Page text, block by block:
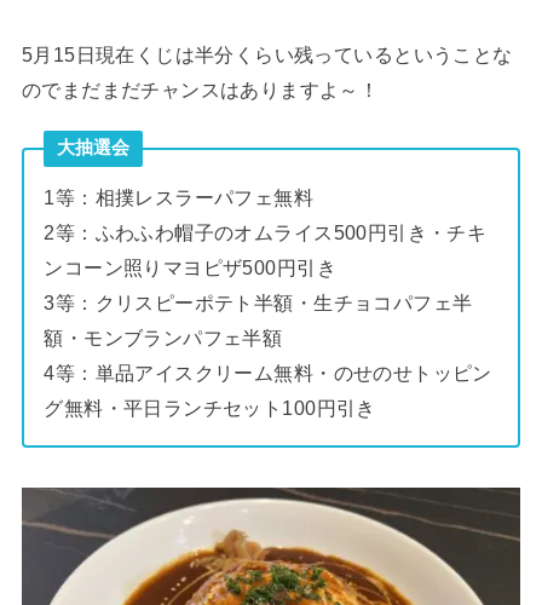
5月15日現在くじは半分くらい残っているということな
のでまだまだチャンスはありますよ～！
大抽選会
1等：相撲レスラーパフェ無料
2等：ふわふわ帽子のオムライス500円引き・チキ
ンコーン照りマヨピザ500円引き
3等：クリスピーポテト半額・生チョコパフェ半
額・モンブランパフェ半額
4等：単品アイスクリーム無料・のせのせトッピン
グ無料・平日ランチセット100円引き